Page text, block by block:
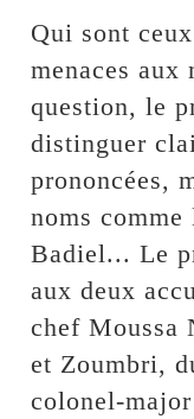
Qui sont
menaces aux
question, le
distinguer
prononcées,
noms
Badiel... Le
aux deux
chef Moussa
et Zoumbri,
colonel-